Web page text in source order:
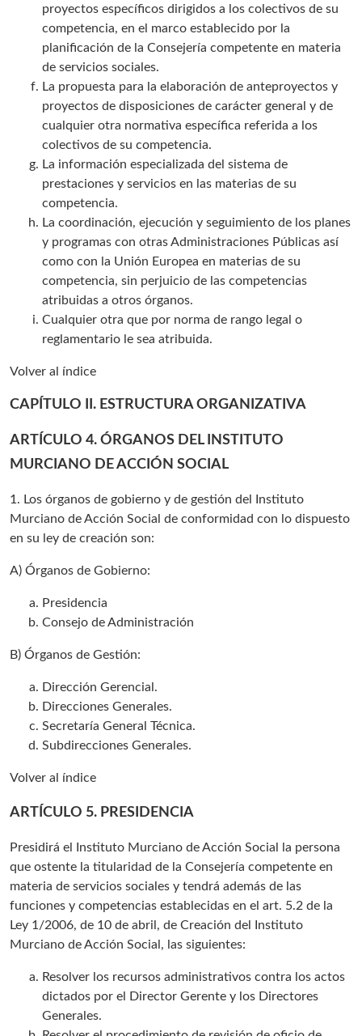
proyectos específicos dirigidos a los colectivos de su
competencia, en el marco establecido por la
planificación de la Consejería competente en materia
de servicios sociales.
La propuesta para la elaboración de anteproyectos y
proyectos de disposiciones de carácter general y de
cualquier otra normativa específica referida a los
colectivos de su competencia.
La información especializada del sistema de
prestaciones y servicios en las materias de su
competencia.
La coordinación, ejecución y seguimiento de los planes
y programas con otras Administraciones Públicas así
como con la Unión Europea en materias de su
competencia, sin perjuicio de las competencias
atribuidas a otros órganos.
Cualquier otra que por norma de rango legal o
reglamentario le sea atribuida.
Volver al índice
CAPÍTULO II. ESTRUCTURA ORGANIZATIVA
ARTÍCULO 4. ÓRGANOS DEL INSTITUTO
MURCIANO DE ACCIÓN SOCIAL
1. Los órganos de gobierno y de gestión del Instituto
Murciano de Acción Social de conformidad con lo dispuesto
en su ley de creación son:
A) Órganos de Gobierno:
Presidencia
Consejo de Administración
B) Órganos de Gestión:
Dirección Gerencial.
Direcciones Generales.
Secretaría General Técnica.
Subdirecciones Generales.
Volver al índice
ARTÍCULO 5. PRESIDENCIA
Presidirá el Instituto Murciano de Acción Social la persona
que ostente la titularidad de la Consejería competente en
materia de servicios sociales y tendrá además de las
funciones y competencias establecidas en el art. 5.2 de la
Ley 1/2006, de 10 de abril, de Creación del Instituto
Murciano de Acción Social, las siguientes:
Resolver los recursos administrativos contra los actos
dictados por el Director Gerente y los Directores
Generales.